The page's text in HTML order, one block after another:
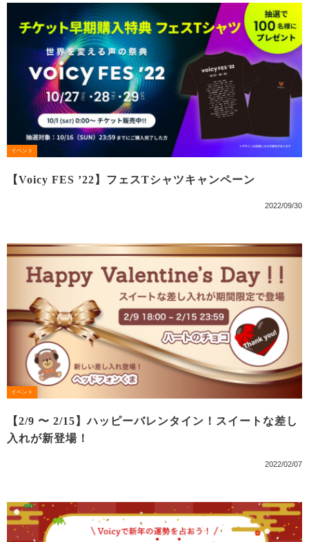
イベント
【Voicy FES ’22】フェスTシャツキャンペーン
2022/09/30
イベント
【2/9 〜 2/15】ハッピーバレンタイン！スイートな差し
入れが新登場！
2022/02/07